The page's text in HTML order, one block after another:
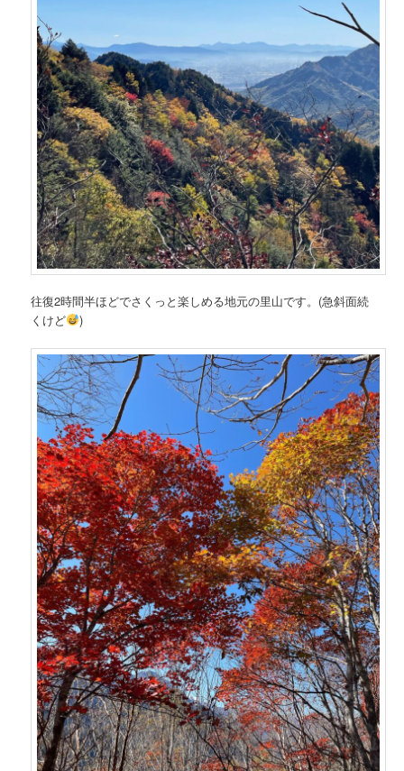
往復2時間半ほどでさくっと楽しめる地元の里山です。(急斜面続
くけど
)